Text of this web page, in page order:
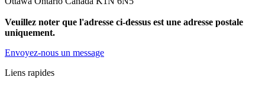
Veuillez noter que l'adresse ci-dessus est une adresse postale
uniquement.
Envoyez-nous un message
Liens rapides